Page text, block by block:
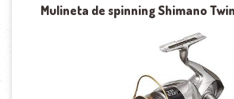
Mulineta de spinning Shimano